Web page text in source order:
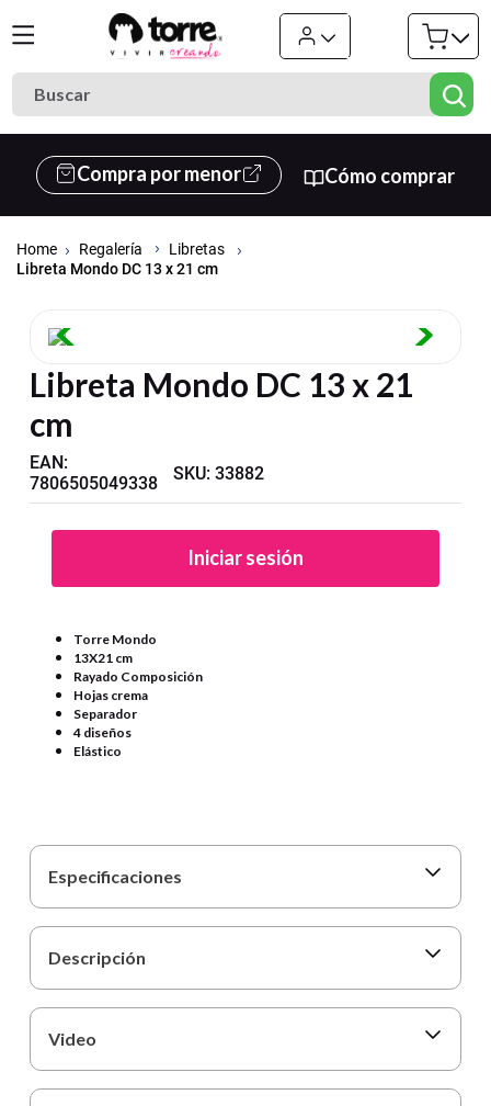
Buscar
Compra por menor Cómo comprar
Regalería
Libretas
Libreta Mondo DC 13 x 21 cm
Libreta Mondo DC 13 x 21
cm
EAN:
7806505049338
SKU:33882
Iniciar sesión
Torre Mondo
13X21 cm
Rayado Composición
Hojas crema
Separador
4 diseños
Elástico
Especificaciones
Descripción
Video
Términos más buscados
1. cuaderno
3. goma eva
5.
6 village
7.
8.
9 harry potter
10. lapiz